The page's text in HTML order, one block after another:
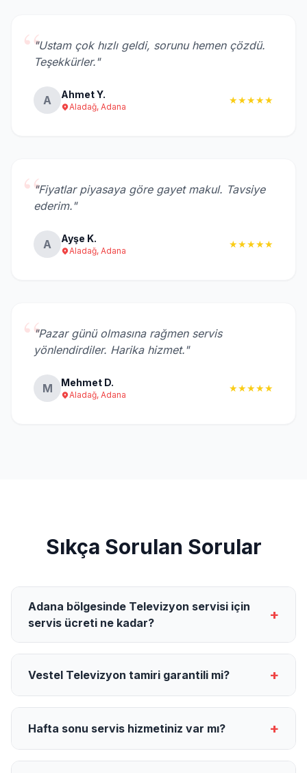
“"Ustam çok hızlı geldi, sorunu hemen çözdü.
Teşekkürler."
A Ahmet Y.
Aladağ, Adana
★★★★★
“"Fiyatlar piyasaya göre gayet makul. Tavsiye
ederim."
A Ayşe K.
Aladağ, Adana
★★★★★
“"Pazar günü olmasına rağmen servis
yönlendirdiler. Harika hizmet."
M Mehmet D.
Aladağ, Adana
★★★★★
Sıkça Sorulan Sorular
Adana bölgesinde Televizyon servisi için
servis ücreti ne kadar?
+
Vestel Televizyon tamiri garantili mi? +
Hafta sonu servis hizmetiniz var mı? +